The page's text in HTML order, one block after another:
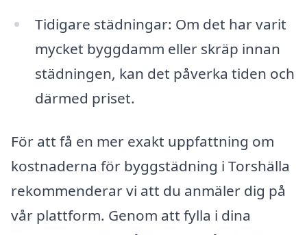
Tidigare städningar: Om det har varit
mycket byggdamm eller skräp innan
städningen, kan det påverka tiden och
därmed priset.
För att få en mer exakt uppfattning om
kostnaderna för byggstädning i Torshälla
rekommenderar vi att du anmäler dig på
vår plattform. Genom att fylla i dina